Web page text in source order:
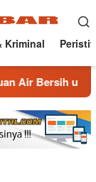
Kriminal
Desa Loji